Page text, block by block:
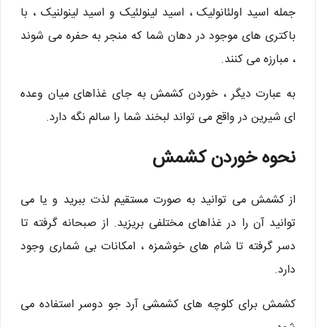
جمله اسید اولئانولیک ، اسید لینولئیک و اسید لینولنیک ، با
باکتری های موجود در دهان شما که منجر به حفره می شوند
، مبارزه می کنند.
به عبارت دیگر ، خوردن کشمش به جای غذاهای میان وعده
ای شیرین در واقع می تواند لبخند شما را سالم نگه دارد.
نحوه خوردن کشمش
از کشمش می توانید به صورت مستقیم لذت ببرید و یا می
توانید آن را در غذاهای مختلفی بریزید. از صبحانه گرفته تا
دسر گرفته تا شام های خوشمزه ، امکانات بی شماری وجود
دارد.
کشمش برای کلوچه های کشمشی آرد جو دوسر استفاده می